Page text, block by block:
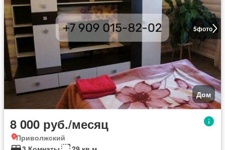
5фото
Дом
8 000 руб./месяц
Приволжский